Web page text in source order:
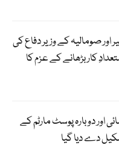
صومالیہ کے وزیر دفاع کی
کار بڑھانے کے عزم کا
اور دوبارہ پوسٹ مارٹم کے